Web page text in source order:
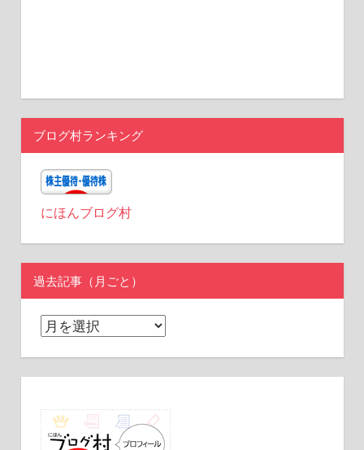
ブログ村ランキング
にほんブログ村
過去記事（月ごと）
過
（月
ご